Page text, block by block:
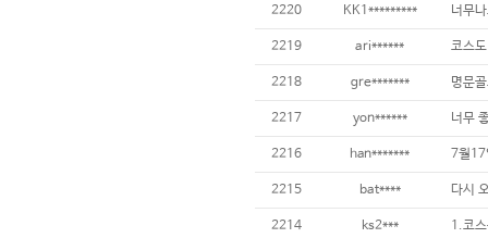
2220 KK1*********
2219 ari******
2218 gre******* 명문
2217 yon******
2216 han*******
2215 bat****
2214 ks2***